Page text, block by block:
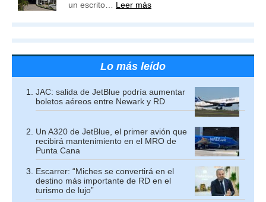
un escrito… Leer más
Lo más leído
JAC: salida de JetBlue podría aumentar
boletos aéreos entre Newark y RD
Un A320 de JetBlue, el primer avión que
recibirá mantenimiento en el MRO de
Punta Cana
Escarrer: “Miches se convertirá en el
destino más importante de RD en el
turismo de lujo”